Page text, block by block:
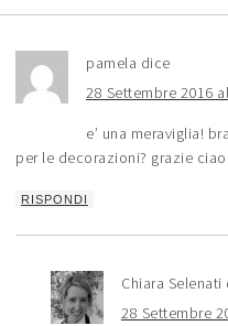
pamela dice
28 Settembre 2016
e’ una meraviglia!
per le decorazioni? grazie
RISPONDI
Chiara Selenati
28 Settembre